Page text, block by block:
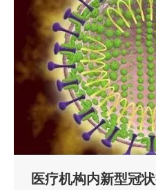
医疗机构内新型冠